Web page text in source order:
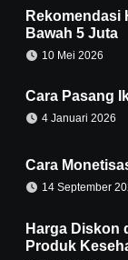
Rekomendasi
Bawah 5 Juta
10 Mei 2026
Cara Pasang
4 Januari 2026
Cara
14 September
Harga Diskon
Produk